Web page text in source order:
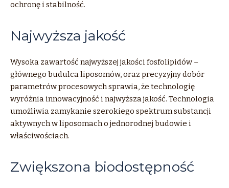
ochronę i stabilność.
Najwyższa jakość
Wysoka zawartość najwyższej jakości fosfolipidów –
głównego budulca liposomów, oraz precyzyjny dobór
parametrów procesowych sprawia, że technologię
wyróżnia innowacyjność i najwyższa jakość. Technologia
umożliwia zamykanie szerokiego spektrum substancji
aktywnych w liposomach o jednorodnej budowie i
właściwościach.
Zwiększona biodostępność